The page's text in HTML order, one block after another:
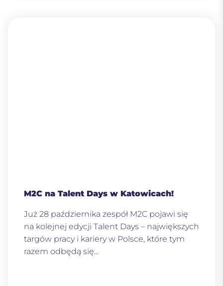
M2C na Talent Days w Katowicach!
Już 28 października zespół M2C pojawi się
na kolejnej edycji Talent Days – największych
targów pracy i kariery w Polsce, które tym
razem odbędą się…